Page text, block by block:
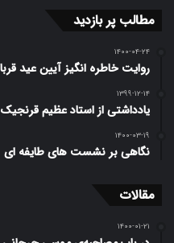
مطالب پر بازدید
۱۴۰۰-۰۴-۲۴
روایت خاطره انگیز آیین عید
۱۳۹۹-۱۲-۱۴
یادداشتی از استاد عظیم قرنجیک
۱۴۰۰-۰۳-۱۹
نگاهی بر نشست های طایفه ای
مقالات
۱۴۰۰-۰۱-۲۱